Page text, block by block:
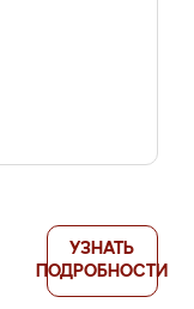
УЗНАТЬ
ПОДРОБНОСТИ